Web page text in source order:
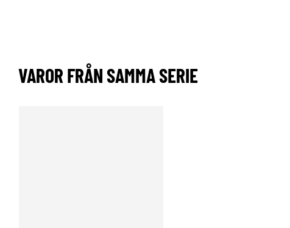
VAROR FRÅN SAMMA SERIE